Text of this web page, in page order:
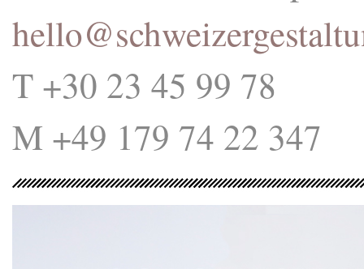
T +30 23 45 99 78
M +49 179 74 22 347